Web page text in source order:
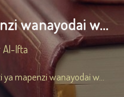
wanayodai w...
Al-Ifta
mapenzi wanayodai w...